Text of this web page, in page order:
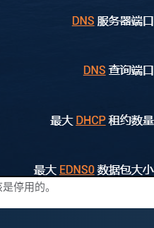
停用的。